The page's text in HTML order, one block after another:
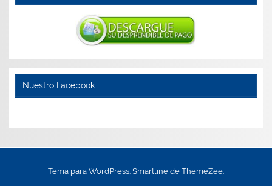
Nuestro Facebook
Tema para WordPress: Smartline de ThemeZee.